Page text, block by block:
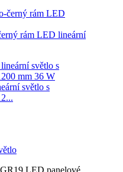
rám LED lineární
světlo s